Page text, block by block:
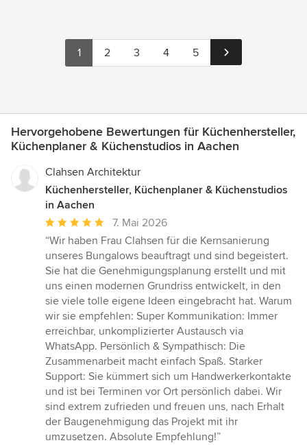
1 2 3 4 5
Hervorgehobene Bewertungen für Küchenhersteller,
Küchenplaner & Küchenstudios in Aachen
Clahsen Architektur
Küchenhersteller, Küchenplaner & Küchenstudios
in Aachen
Durchschnittliche
Bewertung:
5
von
5
Sternen
7. Mai 2026
“Wir haben Frau Clahsen für die Kernsanierung
unseres Bungalows beauftragt und sind begeistert.
Sie hat die Genehmigungsplanung erstellt und mit
uns einen modernen Grundriss entwickelt, in den
sie viele tolle eigene Ideen eingebracht hat. Warum
wir sie empfehlen: Super Kommunikation: Immer
erreichbar, unkomplizierter Austausch via
WhatsApp. Persönlich & Sympathisch: Die
Zusammenarbeit macht einfach Spaß. Starker
Support: Sie kümmert sich um Handwerkerkontakte
und ist bei Terminen vor Ort persönlich dabei. Wir
sind extrem zufrieden und freuen uns, nach Erhalt
der Baugenehmigung das Projekt mit ihr
umzusetzen. Absolute Empfehlung!”